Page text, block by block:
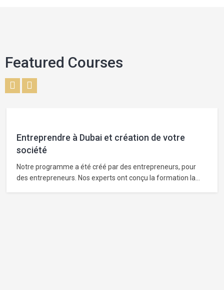
Featured Courses
Entreprendre à Dubai et création de votre
société
Notre programme a été créé par des entrepreneurs, pour
des entrepreneurs. Nos experts ont conçu la formation la